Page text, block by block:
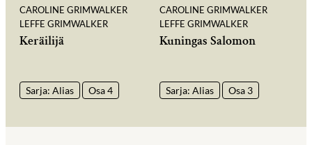
CAROLINE GRIMWALKER
LEFFE GRIMWALKER
Keräilijä
Sarja: Alias Osa 4
CAROLINE GRIMWALKER
LEFFE GRIMWALKER
Kuningas Salomon
Sarja: Alias Osa 3